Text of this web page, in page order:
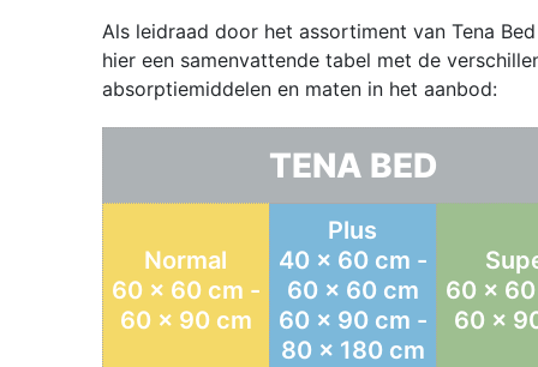
Als leidraad door het assortiment van Tena
hier een samenvattende tabel met de
absorptiemiddelen en maten in het aanbod:
TENA BED
Normal
60 x 60 cm -
60 x 90 cm
Plus
40 x 60 cm -
60 x 60 cm
60 x 90 cm -
80 x 180 cm
60 x
60 x